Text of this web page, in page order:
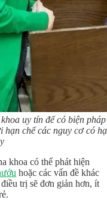
uy tín để có biện
chế các nguy cơ có
khoa có thể phát hiện
hoặc các vấn đề khác
trị sẽ đơn giản hơn, ít